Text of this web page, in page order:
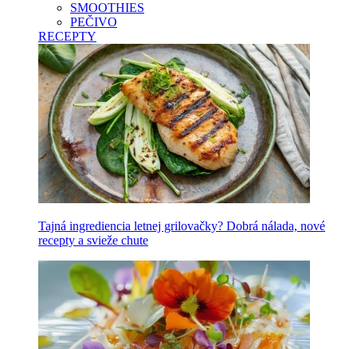
SMOOTHIES
PEČIVO
RECEPTY
Tajná ingrediencia letnej grilovačky? Dobrá nálada, nové
recepty a svieže chute